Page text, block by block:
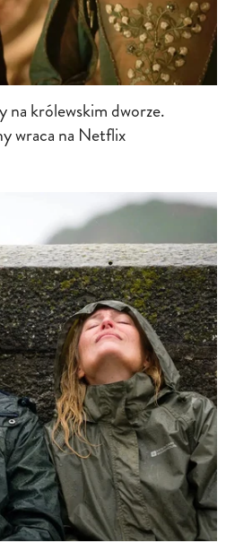
na królewskim dworze.
wraca na Netflix